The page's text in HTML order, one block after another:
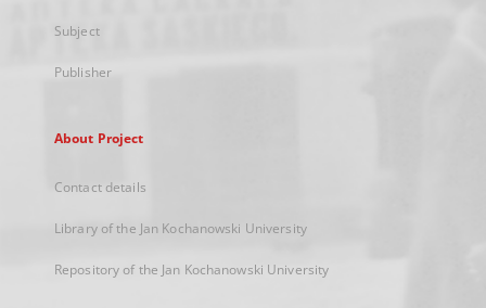
Subject
Publisher
About Project
Contact details
Library of the Jan Kochanowski University
Repository of the Jan Kochanowski University